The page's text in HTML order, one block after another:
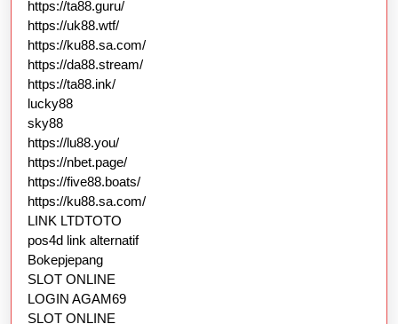
https://ta88.guru/
https://uk88.wtf/
https://ku88.sa.com/
https://da88.stream/
https://ta88.ink/
lucky88
sky88
https://lu88.you/
https://nbet.page/
https://five88.boats/
https://ku88.sa.com/
LINK LTDTOTO
pos4d link alternatif
Bokepjepang
SLOT ONLINE
LOGIN AGAM69
SLOT ONLINE